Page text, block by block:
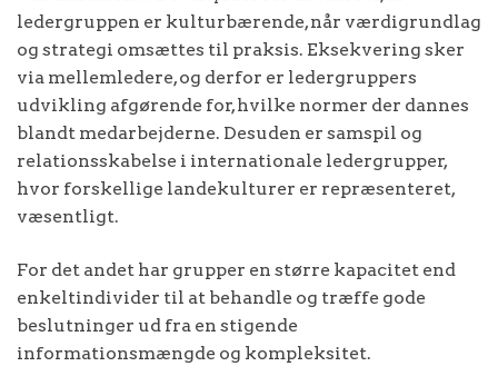
ledergruppen er kulturbærende, når værdigrundlag
og strategi omsættes til praksis. Eksekvering sker
via mellemledere, og derfor er ledergruppers
udvikling afgørende for, hvilke normer der dannes
blandt medarbejderne. Desuden er samspil og
relationsskabelse i internationale ledergrupper,
hvor forskellige landekulturer er repræsenteret,
væsentligt.
For det andet har grupper en større kapacitet end
enkeltindivider til at behandle og træffe gode
beslutninger ud fra en stigende
informationsmængde og kompleksitet.